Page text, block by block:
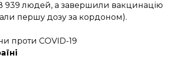
939 людей, а завершили вакцинацію
першу дозу за кордоном).
проти COVID-19